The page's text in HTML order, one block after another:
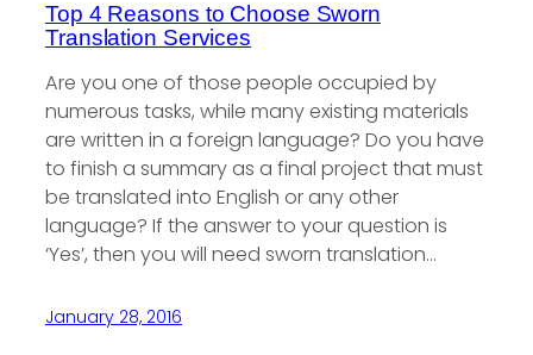
Top 4 Reasons to Choose Sworn
Translation Services
Are you one of those people occupied by
numerous tasks, while many existing materials
are written in a foreign language? Do you have
to finish a summary as a final project that must
be translated into English or any other
language? If the answer to your question is
‘Yes’, then you will need sworn translation…
January 28, 2016